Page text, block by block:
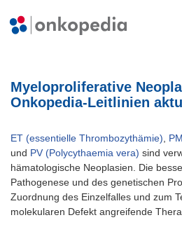
Myeloproliferative
Onkopedia-Leitlinien
ET (essentielle Thrombozythämie)
und PV (Polycythaemia vera) sind
hämatologische Neoplasien. Die
Pathogenese und des genetischen
Zuordnung des Einzelfalles und zum
molekularen Defekt angreifende